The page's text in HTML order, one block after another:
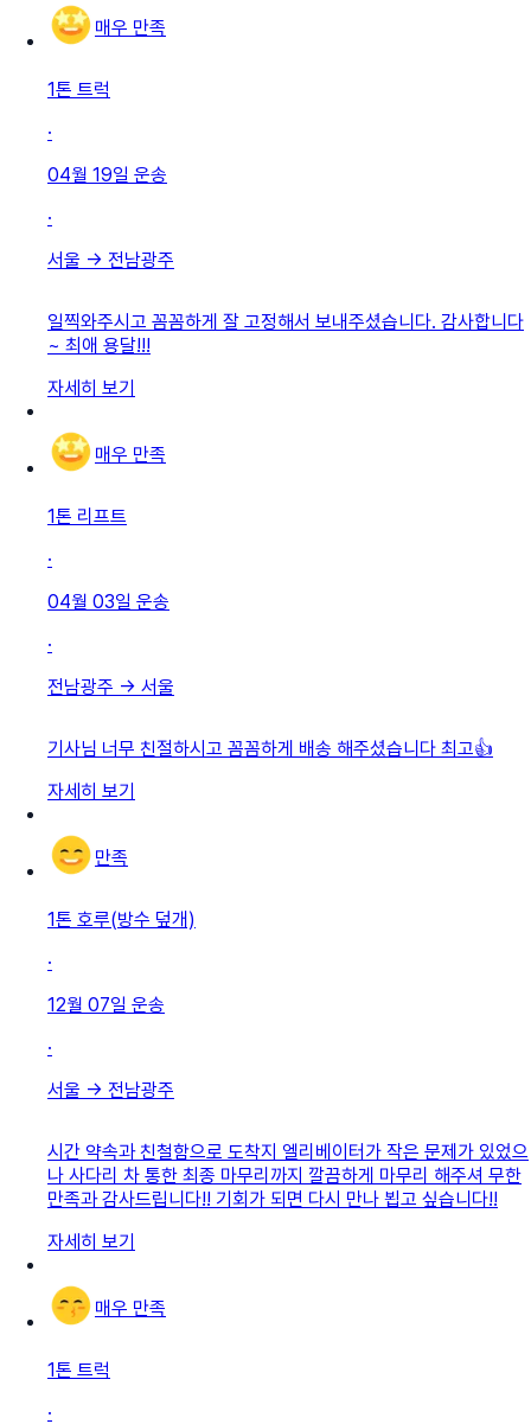
매우 만족
1톤 트럭
·
04월 19일 운송
·
서울 → 전남광주
일찍와주시고 꼼꼼하게 잘 고정해서 보내주셨습니다. 감사합니다
~ 최애 용달!!!
자세히 보기
매우 만족
1톤 리프트
·
04월 03일 운송
·
전남광주 → 서울
기사님 너무 친절하시고 꼼꼼하게 배송 해주셨습니다 최고👍
자세히 보기
만족
1톤 호루(방수 덮개)
·
12월 07일 운송
·
서울 → 전남광주
시간 약속과 친철함으로 도착지 엘리베이터가 작은 문제가 있었으
나 사다리 차 통한 최종 마무리까지 깔끔하게 마무리 해주셔 무한
만족과 감사드립니다!! 기회가 되면 다시 만나 뵙고 싶습니다!!
자세히 보기
매우 만족
1톤 트럭
·